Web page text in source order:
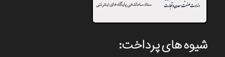
شیوه های پرداخت: